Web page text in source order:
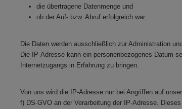
die übertragene Datenmenge und
ob der Auf- bzw. Abruf erfolgreich war.
Die Daten werden ausschließlich zur Administration
Die IP-Adresse kann ein personenbezogenes Datum
Internetzugangs in Erfahrung zu bringen.
Von uns wird die IP-Adresse nur bei Angriffen auf
f) DS-GVO an der Verarbeitung der IP-Adresse.